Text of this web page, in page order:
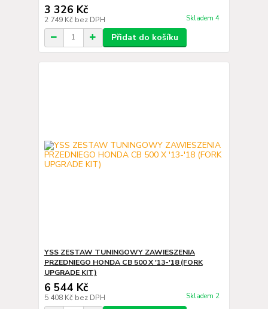
3 326 Kč
2 749 Kč bez DPH Skladem 4
Přidat do košíku
YSS ZESTAW TUNINGOWY ZAWIESZENIA
PRZEDNIEGO HONDA CB 500 X '13-'18 (FORK
UPGRADE KIT)
6 544 Kč
5 408 Kč bez DPH Skladem 2